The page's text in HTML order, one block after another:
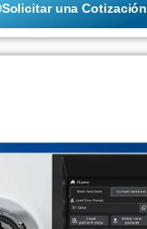
Solicitar una Cotización